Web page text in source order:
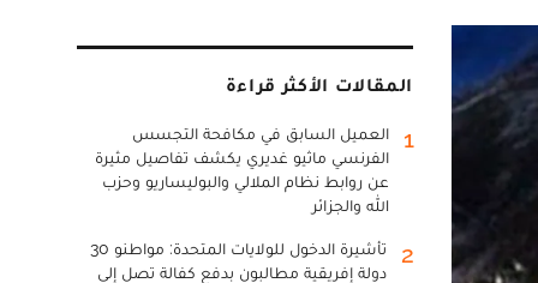
المقالات الأكثر قراءة
1
العميل السابق في مكافحة التجسس
الفرنسي ماثيو غديري يكشف تفاصيل مثيرة
عن روابط نظام الملالي والبوليساريو وحزب
الله والجزائر
2
تأشيرة الدخول للولايات المتحدة: مواطنو 30
دولة إفريقية مطالبون بدفع كفالة تصل إلى